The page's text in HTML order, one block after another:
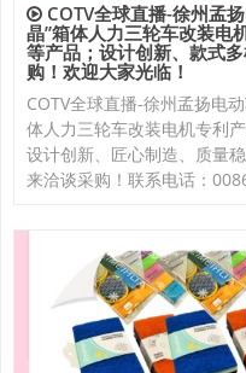
COTV全球直播-徐州孟
晶”箱体人力三轮车改装电
等产品；设计创新、款式
购！欢迎大家光临！
COTV全球直播-徐州孟扬电
体人力三轮车改装电机专利
设计创新、匠心制造、质量
来洽谈采购！联系电话：